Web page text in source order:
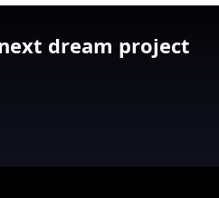
dream project